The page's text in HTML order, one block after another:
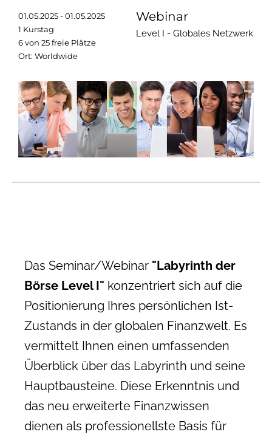
01.05.2025 - 01.05.2025
1 Kurstag
6 von 25 freie Plätze
Ort: Worldwide
Webinar
Level I - Globales Netzwerk
Das Seminar/Webinar "Labyrinth der
Börse Level I" konzentriert sich auf die
Positionierung Ihres persönlichen Ist-
Zustands in der globalen Finanzwelt. Es
vermittelt Ihnen einen umfassenden
Überblick über das Labyrinth und seine
Hauptbausteine. Diese Erkenntnis und
das neu erweiterte Finanzwissen
dienen als professionellste Basis für